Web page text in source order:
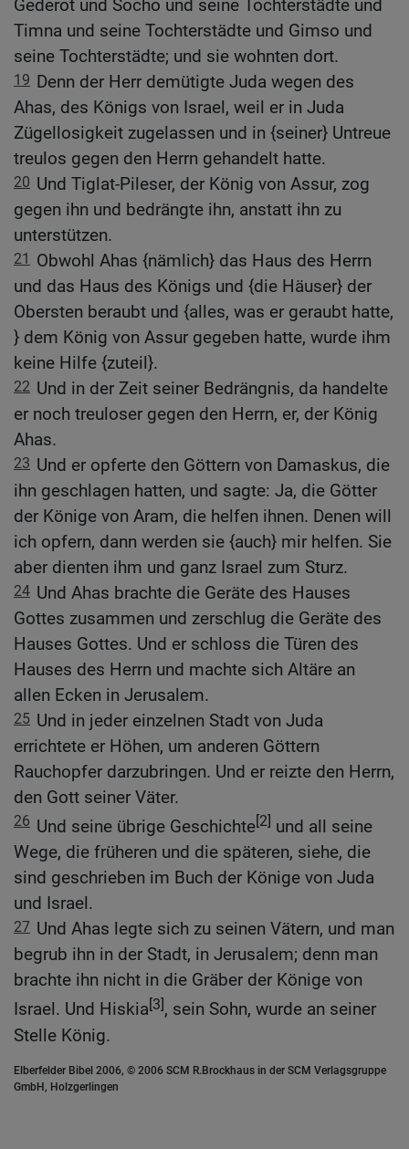
Gederot und Socho und seine Tochterstädte und
Timna und seine Tochterstädte und Gimso und
seine Tochterstädte; und sie wohnten dort.
19 Denn der Herr demütigte Juda wegen des
Ahas, des Königs von Israel, weil er in Juda
Zügellosigkeit zugelassen und in {seiner} Untreue
treulos gegen den Herrn gehandelt hatte.
20 Und Tiglat-Pileser, der König von Assur, zog
gegen ihn und bedrängte ihn, anstatt ihn zu
unterstützen.
21 Obwohl Ahas {nämlich} das Haus des Herrn
und das Haus des Königs und {die Häuser} der
Obersten beraubt und {alles, was er geraubt hatte,
} dem König von Assur gegeben hatte, wurde ihm
keine Hilfe {zuteil}.
22 Und in der Zeit seiner Bedrängnis, da handelte
er noch treuloser gegen den Herrn, er, der König
Ahas.
23 Und er opferte den Göttern von Damaskus, die
ihn geschlagen hatten, und sagte: Ja, die Götter
der Könige von Aram, die helfen ihnen. Denen will
ich opfern, dann werden sie {auch} mir helfen. Sie
aber dienten ihm und ganz Israel zum Sturz.
24 Und Ahas brachte die Geräte des Hauses
Gottes zusammen und zerschlug die Geräte des
Hauses Gottes. Und er schloss die Türen des
Hauses des Herrn und machte sich Altäre an
allen Ecken in Jerusalem.
25 Und in jeder einzelnen Stadt von Juda
errichtete er Höhen, um anderen Göttern
Rauchopfer darzubringen. Und er reizte den Herrn,
den Gott seiner Väter.
26 Und seine übrige Geschichte[2] und all seine
Wege, die früheren und die späteren, siehe, die
sind geschrieben im Buch der Könige von Juda
und Israel.
27 Und Ahas legte sich zu seinen Vätern, und man
begrub ihn in der Stadt, in Jerusalem; denn man
brachte ihn nicht in die Gräber der Könige von
Israel. Und Hiskia[3], sein Sohn, wurde an seiner
Stelle König.
Elberfelder Bibel 2006, © 2006 SCM R.Brockhaus in der SCM Verlagsgruppe
GmbH, Holzgerlingen